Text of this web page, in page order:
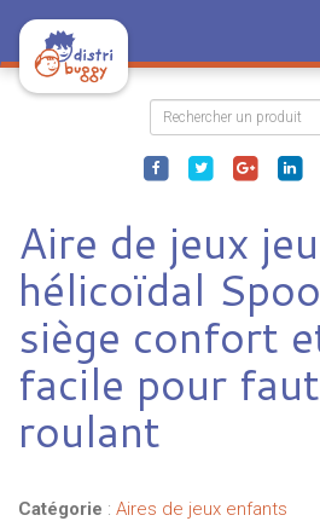
Aire de jeux
hélicoïdal
siège confort
facile pour
roulant
Catégorie : Aires de jeux enfants